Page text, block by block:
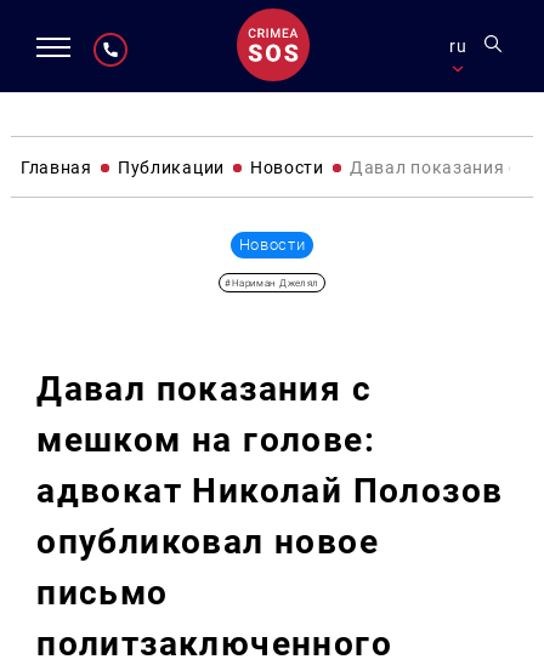
ru
Главная Публикации Новости Давал показания с
Новости
#Нариман Джелял
Давал показания с
мешком на голове:
адвокат Николай Полозов
опубликовал новое
письмо
политзаключенного